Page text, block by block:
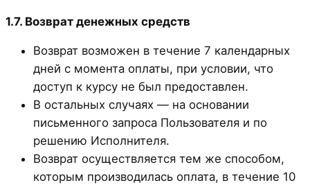
1.7. Возврат денежных средств
Возврат возможен в течение 7 календарных
дней с момента оплаты, при условии, что
доступ к курсу не был предоставлен.
В остальных случаях — на основании
письменного запроса Пользователя и по
решению Исполнителя.
Возврат осуществляется тем же способом,
которым производилась оплата, в течение 10